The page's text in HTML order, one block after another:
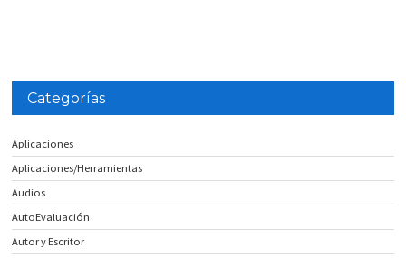
Categorías
Aplicaciones
Aplicaciones/Herramientas
Audios
AutoEvaluación
Autor y Escritor